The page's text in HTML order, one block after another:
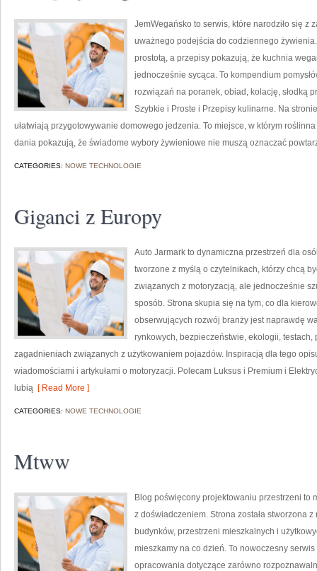
JemWegańsko to serwis, które narodziło się z
uważnego podejścia do codziennego
prostotą, a przepisy pokazują, że kuchnia
jednocześnie sycąca. To kompendium
rozwiązań na poranek, obiad, kolację, słodką
Szybkie i Proste i Przepisy kulinarne. Na
ułatwiają przygotowywanie domowego jedzenia. To miejsce, w którym
dania pokazują, że świadome wybory żywieniowe nie muszą oznaczać
CATEGORIES: NOWE TECHNOLOGIE
Giganci z Europy
Auto Jarmark to dynamiczna przestrzeń dla
tworzone z myślą o czytelnikach, którzy chcą
związanych z motoryzacją, ale jednocześnie
sposób. Strona skupia się na tym, co dla
obserwujących rozwój branży jest naprawdę
rynkowych, bezpieczeństwie, ekologii,
zagadnieniach związanych z użytkowaniem pojazdów. Inspiracją dla tego
wiadomościami i artykułami o motoryzacji. Polecam Luksus i Premium i
lubią [ Read More ]
CATEGORIES: NOWE TECHNOLOGIE
Mtww
Blog poświęcony projektowaniu przestrzeni to
z doświadczeniem. Strona została stworzona
budynków, przestrzeni mieszkalnych i
mieszkamy na co dzień. To nowoczesny
opracowania dotyczące zarówno